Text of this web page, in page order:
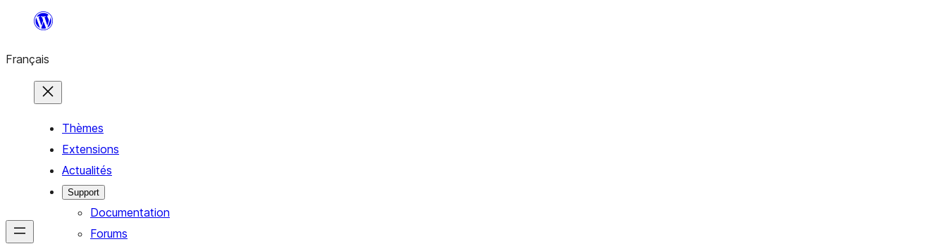
contenu
Français
Thèmes
Extensions
Actualités
Support
Documentation
Forums